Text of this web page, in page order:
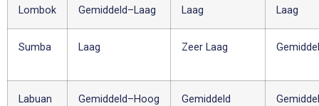
Lombok Gemiddeld–Laag Laag Laag
Sumba Laag Zeer Laag
Labuan
Gemiddeld–Hoog Gemiddeld